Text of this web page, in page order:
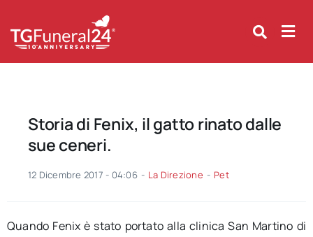
content
Storia di Fenix, il gatto rinato dalle
sue ceneri.
12 Dicembre 2017 - 04:06 - La Direzione - Pet
Quando Fenix è stato portato alla clinica San Martino di